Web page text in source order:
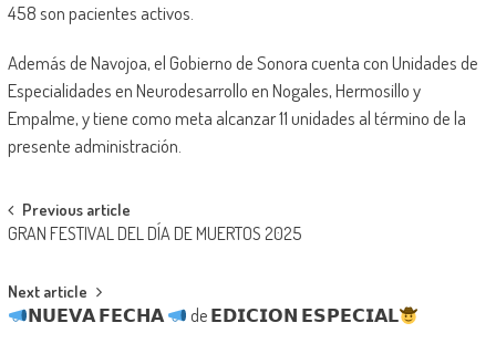
458 son pacientes activos.
Además de Navojoa, el Gobierno de Sonora cuenta con Unidades de
Especialidades en Neurodesarrollo en Nogales, Hermosillo y
Empalme, y tiene como meta alcanzar 11 unidades al término de la
presente administración.
Post
navigation
Previous article
GRAN FESTIVAL DEL DÍA DE MUERTOS 2025
Next article
𝗡𝗨𝗘𝗩𝗔 𝗙𝗘𝗖𝗛𝗔 de 𝗘𝗗𝗜𝗖𝗜𝗢𝗡 𝗘𝗦𝗣𝗘𝗖𝗜𝗔𝗟